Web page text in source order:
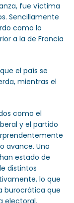
fue víctima
Sencillamente
como lo
a la de Francia
el país se
mientras el
como el
y el partido
avance. Una
estado de
distintos
lo que
burocrática que
electoral.